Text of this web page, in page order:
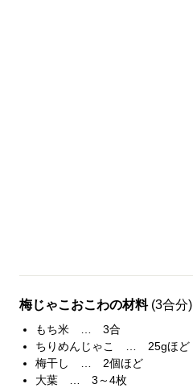
梅じゃこおこわの材料 (3合分)
もち米 … 3合
ちりめんじゃこ … 25gほど
梅干し … 2個ほど
大葉 … 3～4枚